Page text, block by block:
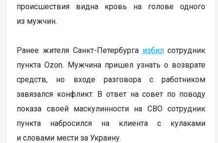
происшествия видна кровь на голове одного
из мужчин.
Ранее жителя Санкт-Петербурга избилсотрудник
пункта Ozon. Мужчина пришел узнать о возврате
средств, но входе разговора с работником
завязался конфликт. В ответ на совет по поводу
показа своей маскулинности на СВО сотрудник
пункта набросился на клиента с кулаками
и словами мести за Украину.